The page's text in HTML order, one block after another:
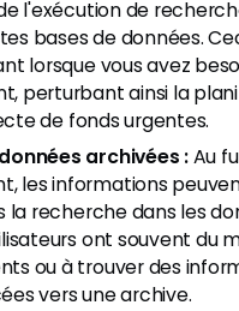
l'exécution de
bases de données.
lorsque vous avez
perturbant ainsi la
de fonds urgentes.
archivées :Au
les informations
la recherche dans les
ont souvent du
ou à trouver des
vers une archive.